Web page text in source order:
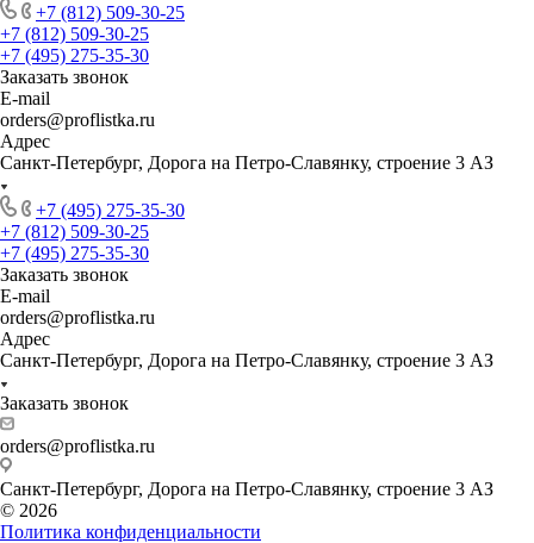
+7 (812) 509-30-25
+7 (812) 509-30-25
+7 (495) 275-35-30
Заказать звонок
E-mail
orders@proflistka.ru
Адрес
Санкт-Петербург, Дорога на Петро-Славянку, строение 3 АЗ
+7 (495) 275-35-30
+7 (812) 509-30-25
+7 (495) 275-35-30
Заказать звонок
E-mail
orders@proflistka.ru
Адрес
Санкт-Петербург, Дорога на Петро-Славянку, строение 3 АЗ
Заказать звонок
orders@proflistka.ru
Санкт-Петербург, Дорога на Петро-Славянку, строение 3 АЗ
© 2026
Политика конфиденциальности